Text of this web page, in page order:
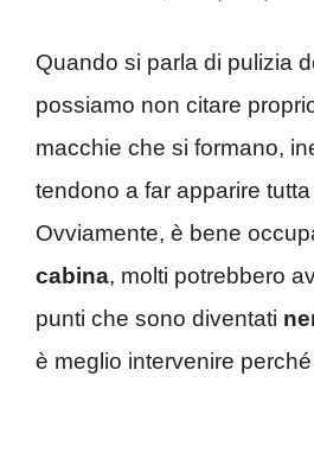
Quando si parla di pulizia
possiamo non citare
macchie che si formano,
tendono a far apparire
Ovviamente, è bene
cabina, molti potrebbero
punti che sono diventati
è meglio intervenire